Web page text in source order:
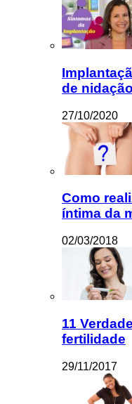
de nidação
27/10/2020
Como
íntima da
02/03/2018
11
fertilidade
29/11/2017